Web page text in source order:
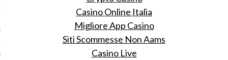
INTERVIEW @
86
Casino Online Italia
Migliore App Casino
Siti Scommesse Non Aams
Casino Live